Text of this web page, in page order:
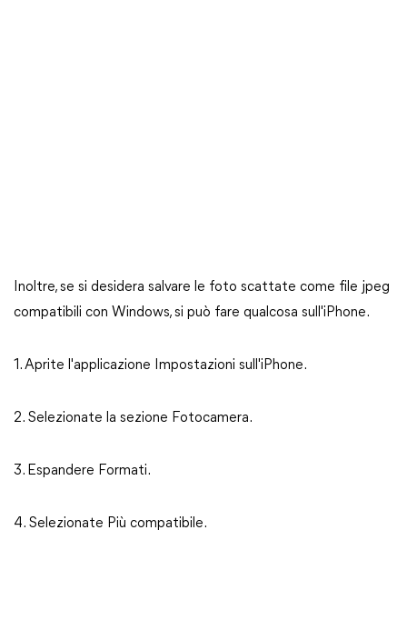
Inoltre, se si desidera salvare le foto scattate come file jpeg
compatibili con Windows, si può fare qualcosa sull'iPhone.
1. Aprite l'applicazione Impostazioni sull'iPhone.
2. Selezionate la sezione Fotocamera.
3. Espandere Formati.
4. Selezionate Più compatibile.